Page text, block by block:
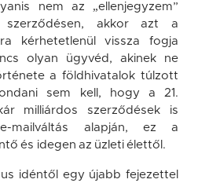
nem az „ellenjegyzem”
szerződésen, akkor azt a
kérhetetlenül vissza fogja
olyan ügyvéd, akinek ne
a földhivatalok túlzott
sem kell, hogy a 21.
milliárdos szerződések is
mailváltás alapján, ez a
és idegen az üzleti élettől.
idéntől egy újabb fejezettel